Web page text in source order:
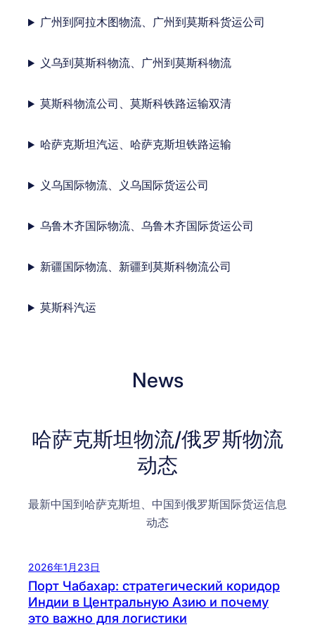
广州到阿拉木图物流、广州到莫斯科货运公司
义乌到莫斯科物流、广州到莫斯科物流
莫斯科物流公司、莫斯科铁路运输双清
哈萨克斯坦汽运、哈萨克斯坦铁路运输
义乌国际物流、义乌国际货运公司
乌鲁木齐国际物流、乌鲁木齐国际货运公司
新疆国际物流、新疆到莫斯科物流公司
莫斯科汽运
News
哈萨克斯坦物流/俄罗斯物流
动态
最新中国到哈萨克斯坦、中国到俄罗斯国际货运信息
动态
2026年1月23日
Порт Чабахар: стратегический коридор
Индии в Центральную Азию и почему
это важно для логистики